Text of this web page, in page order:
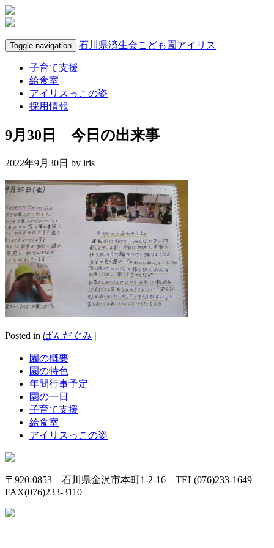
Toggle navigation 石川県済生会こども園アイリス
子育て支援
給食室
アイリスっこの姿
採用情報
9月30日 今日の出来事
2022年9月30日 by iris
Posted in ぱんだぐみ |
園の概要
園の特色
年間行事予定
園の一日
子育て支援
給食室
アイリスっこの姿
〒920-0853 石川県金沢市本町1-2-16 TEL(076)233-1649
FAX(076)233-3110